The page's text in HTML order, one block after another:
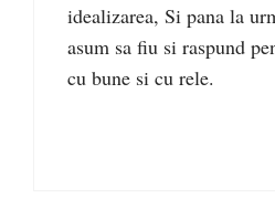
idealizarea, Si pana la
asum sa fiu si raspund
cu bune si cu rele.